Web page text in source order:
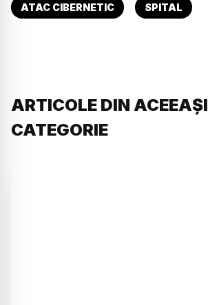
ATAC CIBERNETIC SPITAL
ARTICOLE DIN ACEEAȘI
CATEGORIE